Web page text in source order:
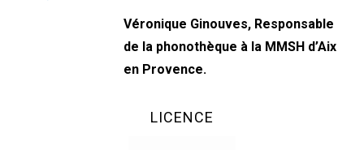
Véronique Ginouves, Responsable
de la phonothèque à la MMSH d’Aix
en Provence.
LICENCE